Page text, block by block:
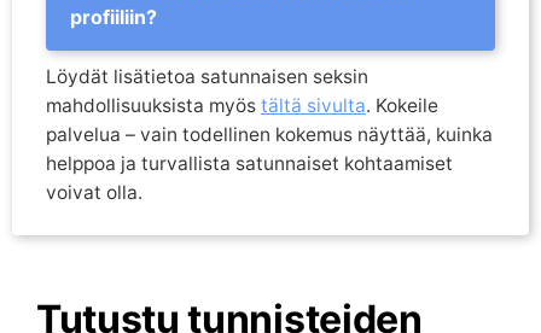
profiiliin?
Löydät lisätietoa satunnaisen seksin
mahdollisuuksista myös tältä sivulta. Kokeile
palvelua – vain todellinen kokemus näyttää, kuinka
helppoa ja turvallista satunnaiset kohtaamiset
voivat olla.
Tutustu tunnisteiden